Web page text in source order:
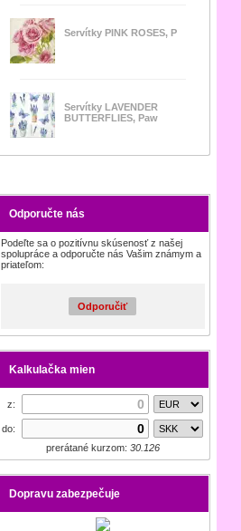
Servítky PINK ROSES, P
Servítky LAVENDER
BUTTERFLIES, Paw
Odporučte nás
Podeľte sa o pozitívnu skúsenosť z našej
spolupráce a odporučte nás Vašim známym a
priateľom:
Odporučiť
Kalkulačka mien
z:
do:
prerátané kurzom: 30.126
Dopravu zabezpečuje